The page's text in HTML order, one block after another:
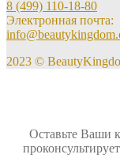
8 (499) 110-18-80
Электронная почта:
2023 ©
Оставьте Ваши